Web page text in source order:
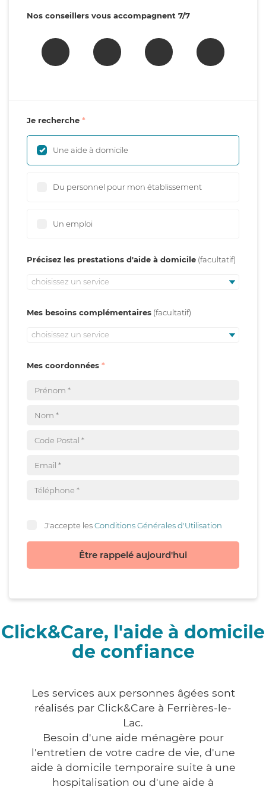
Nos conseillers vous accompagnent 7/7
Je recherche
Une aide à domicile
Du personnel pour mon établissement
Un emploi
Précisez les prestations d'aide à domicile
choisissez un service
Mes besoins complémentaires
choisissez un service
Mes coordonnées
J'accepte lesConditions Générales d'Utilisation
Être rappelé aujourd'hui
Click&Care, l'aide à domicile
de confiance
Les services aux personnes âgées sont
réalisés par Click&Care à Ferrières-le-
Lac.
Besoin d'une aide ménagère pour
l'entretien de votre cadre de vie, d'une
aide à domicile temporaire suite à une
hospitalisation ou d'une aide à